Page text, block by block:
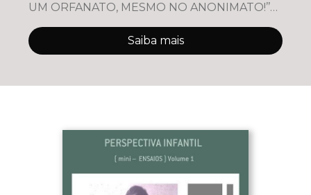
UM ORFANATO, MESMO NO ANONIMATO!’’
LEIA BONS LIVROS! LEIA A BÍBLIA! ALÉM DE
OBTEREM CRÉDITO ESaiba mais